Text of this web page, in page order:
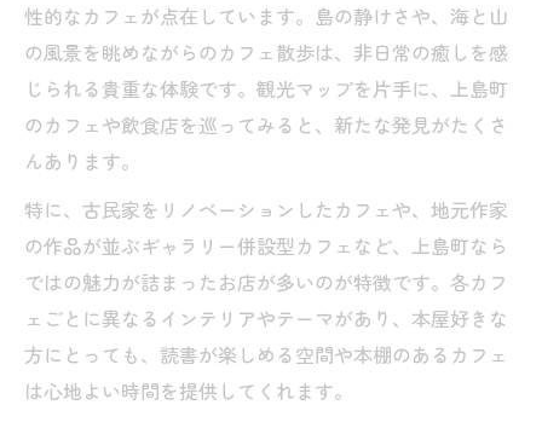
性的なカフェが点在しています。島の静けさや、海と山
の風景を眺めながらのカフェ散歩は、非日常の癒しを感
じられる貴重な体験です。観光マップを片手に、上島町
のカフェや飲食店を巡ってみると、新たな発見がたくさ
んあります。
特に、古民家をリノベーションしたカフェや、地元作家
の作品が並ぶギャラリー併設型カフェなど、上島町なら
ではの魅力が詰まったお店が多いのが特徴です。各カフ
ェごとに異なるインテリアやテーマがあり、本屋好きな
方にとっても、読書が楽しめる空間や本棚のあるカフェ
は心地よい時間を提供してくれます。